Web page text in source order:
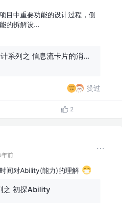
目中重要功能的设计过程，侧
的拆解设…
聊实用功能设计系列之 信息流卡片的消费与曝光
赞过
2
年前
间对Ability(能力)的理解
之 初探Ability